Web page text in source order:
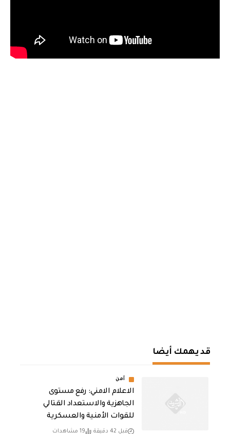
قد يهمك أيضا
أمن
الاعلام الامني: رفع مستوى
الجاهزية والاستعداد القتالي
للقوات الأمنية والعسكرية
قبل 42 دقيقة 19 مشاهدات